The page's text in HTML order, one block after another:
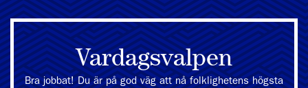
Vardagsvalpen
Bra jobbat! Du är på god väg att nå folklighetens högsta